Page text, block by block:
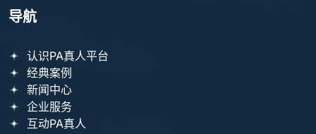
导航
认识PA真人平台
经典案例
新闻中心
企业服务
互动PA真人